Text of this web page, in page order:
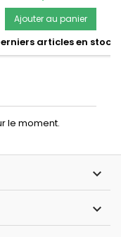
Ajouter au panier
articles en stock
le moment.

